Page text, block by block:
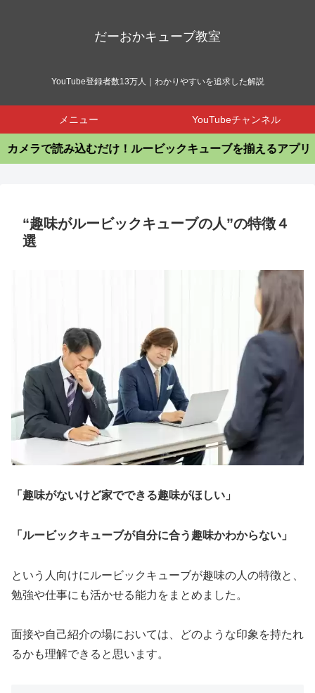
だーおかキューブ教室
YouTube登録者数13万人｜わかりやすいを追求した解説
メニュー YouTubeチャンネル
読み込むだけ！ルービックキューブを揃えるアプリ
“趣味がルービックキューブの人”の特徴４
選
「趣味がないけど家でできる趣味がほしい」
「ルービックキューブが自分に合う趣味かわからない」
という人向けにルービックキューブが趣味の人の特徴と、
勉強や仕事にも活かせる能力をまとめました。
面接や自己紹介の場においては、どのような印象を持たれ
るかも理解できると思います。